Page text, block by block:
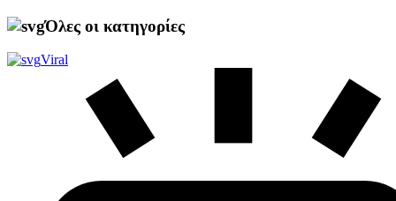
Όλες οι κατηγορίες
Viral